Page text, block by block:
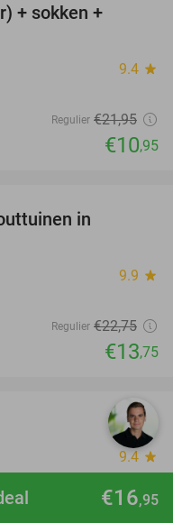
€16,95
+ sokken +
9.4 star
Regulier €21,95
€10,95
in
9.9 star
Regulier €22,75
€13,75
40%
9.4 star
Regulier €40